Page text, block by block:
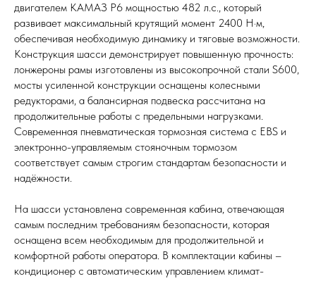
двигателем КАМАЗ Р6 мощностью 482 л.с., который
развивает максимальный крутящий момент 2400 Н·м,
обеспечивая необходимую динамику и тяговые возможности.
Конструкция шасси демонстрирует повышенную прочность:
лонжероны рамы изготовлены из высокопрочной стали S600,
мосты усиленной конструкции оснащены колесными
редукторами, а балансирная подвеска рассчитана на
продолжительные работы с предельными нагрузками.
Современная пневматическая тормозная система с EBS и
электронно-управляемым стояночным тормозом
соответствует самым строгим стандартам безопасности и
надёжности.
На шасси установлена современная кабина, отвечающая
самым последним требованиям безопасности, которая
оснащена всем необходимым для продолжительной и
комфортной работы оператора. В комплектации кабины –
кондиционер с автоматическим управлением климат-